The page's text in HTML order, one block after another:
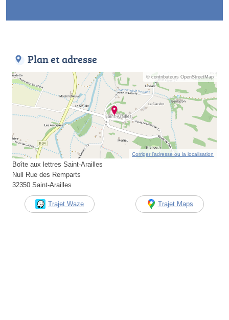
Plan et adresse
© contributeurs OpenStreetMap
Corriger l’adresse ou la localisation
Boîte aux lettres Saint-Arailles
Null Rue des Remparts
32350 Saint-Arailles
Trajet Waze Trajet Maps